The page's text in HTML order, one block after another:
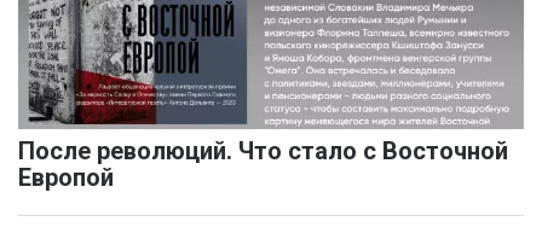
После революций. Что стало с Восточной
Европой